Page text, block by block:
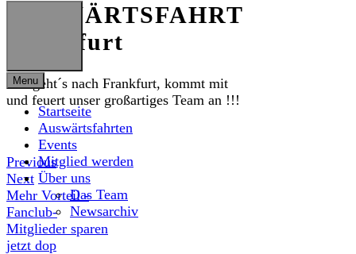
Menu
Startseite
Auswärtsfahrten
Events
Mitglied werden
Über uns
Das Team
Newsarchiv
AUSWÄRTSFAHRT
Frankfurt
Auf geht´s nach Frankfurt, kommt mit
und feuert unser großartiges Team an !!!
Previous
Next
Mehr Vorteil -
Fanclub-
Mitglieder sparen
jetzt dop